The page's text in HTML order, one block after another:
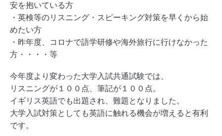
安を抱いている方
・英検等のリスニング・スピーキング対策を早くから始
めたい方
・昨年度、コロナで語学研修や海外旅行に行けなかった
方・・・・等
今年度より変わった大学入試共通試験では、
リスニングが１００点、筆記が１００点。
イギリス英語でも出題され、難題となりました。
大学入試対策としても英語に触れる機会が増えると有利
です。